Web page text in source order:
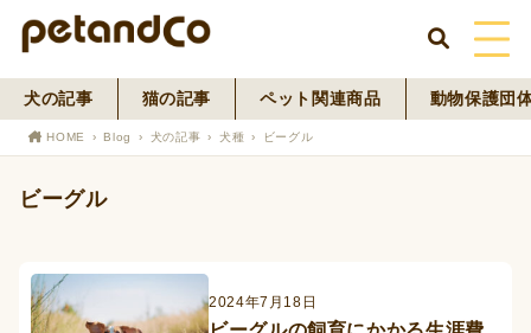
HOME
Blog
犬の記事 猫の記事 ペット関連商品 動物保護団
HOME Blog 犬の記事 犬種 ビーグル
ビーグル
2024年7月18日